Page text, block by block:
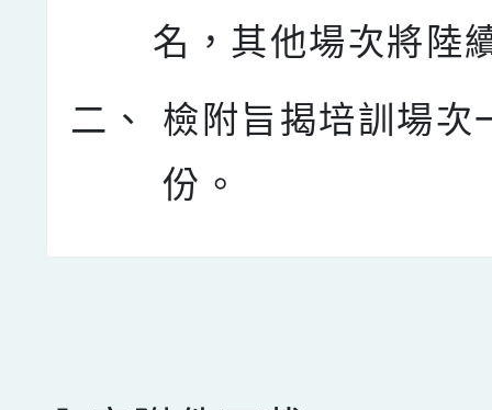
名，其他場次將陸
二、
檢附旨揭培訓場次
份。